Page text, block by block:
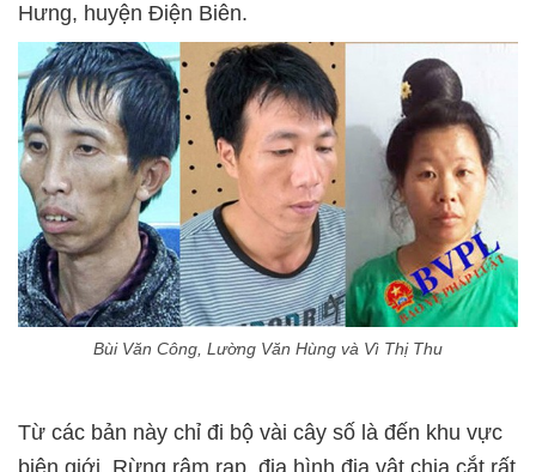
Hưng, huyện Điện Biên.
Bùi Văn Công, Lường Văn Hùng và Vì Thị Thu
Từ các bản này chỉ đi bộ vài cây số là đến khu vực